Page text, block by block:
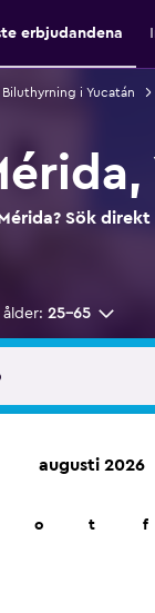
erbjudandena
Biluthyrning i Yucatán
Sök direkt
ålder: 25-65
på
augusti 2026
o t f